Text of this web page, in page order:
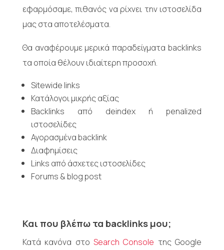
εφαρμόσαμε, πιθανός να ρίχνει την ιστοσελίδα
μας στα αποτελέσματα.
Θα αναφέρουμε μερικά παραδείγματα backlinks
τα οποία θέλουν ιδιαίτερη προσοχή.
Sitewide links
Κατάλογοι μικρής αξίας
Backlinks από deindex ή penalized
ιστοσελίδες
Αγορασμένα backlink
Διαφημίσεις
Links από άσχετες ιστοσελίδες
Forums & blog post
Και που βλέπω τα backlinks μου;
Κατά κανόνα στο Search Console της Google